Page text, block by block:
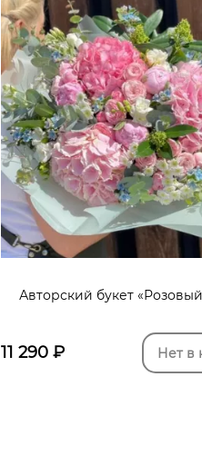
Авторский букет
11 290 ₽ Нет в